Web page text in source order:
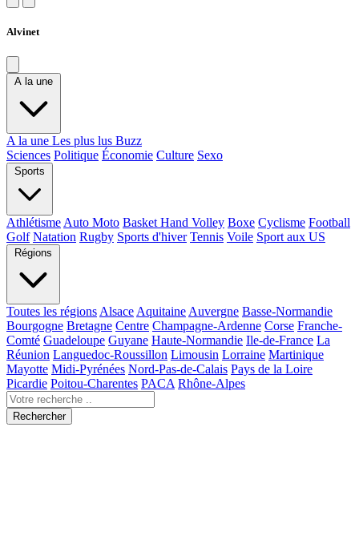
Alvinet
A la une
A la une Les plus lus Buzz
Sciences Politique Économie Culture Sexo
Sports
Athlétisme Auto Moto Basket Hand Volley Boxe Cyclisme Football
Golf Natation Rugby Sports d'hiver Tennis Voile Sport aux US
Régions
Toutes les régions Alsace Aquitaine Auvergne Basse-Normandie
Bourgogne Bretagne Centre Champagne-Ardenne Corse Franche-
Comté Guadeloupe Guyane Haute-Normandie Ile-de-France La
Réunion Languedoc-Roussillon Limousin Lorraine Martinique
Mayotte Midi-Pyrénées Nord-Pas-de-Calais Pays de la Loire
Picardie Poitou-Charentes PACA Rhône-Alpes
Rechercher